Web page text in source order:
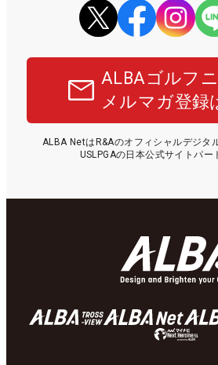
ALBAゴルフ
メルマガ登録
ALBA NetはR&Aのオフィシャルデジタ
USLPGAの日本公式サイトパー